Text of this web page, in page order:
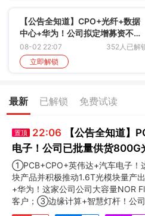
【公告全知道】CPO+光纤+数据
中心+华为！公司拟定增募资不超
12亿元用于高速光模块项目等
08-02 22:07
352人已解
立即解锁
最新 已解锁 免费试读
置顶 22:06
【公告全知道】
电子！公司已批量供货800G
①PCB+CPO+英伟达+汽车电子！
块产品并积极推动1.6T光模块量
+华为！这家公司公司大容量NOR
客户；③边缘计算+智慧灯杆！公司